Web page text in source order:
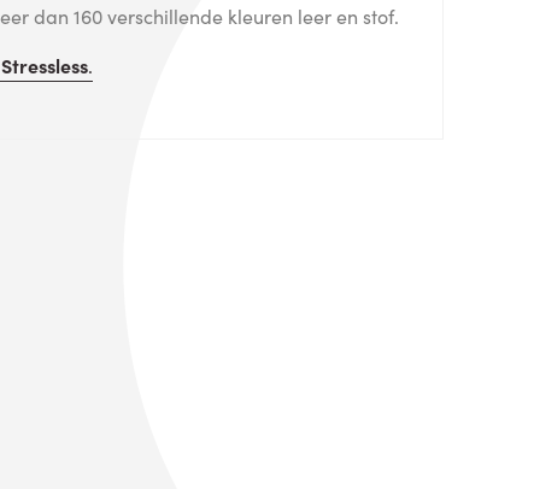
dan 160 verschillende kleuren leer en stof.
Stressless.